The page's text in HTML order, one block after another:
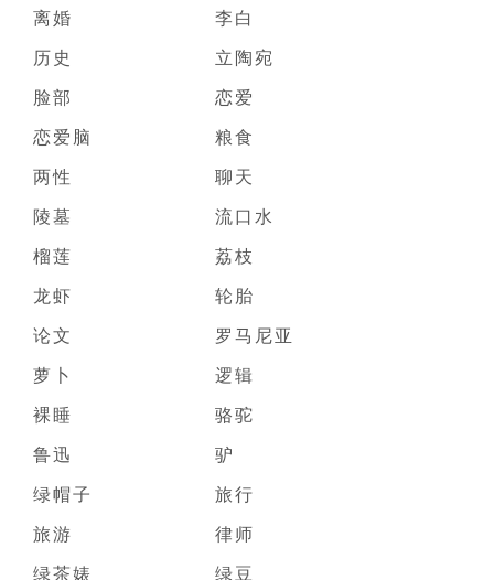
离婚
李白
历史
立陶宛
脸部
恋爱
恋爱脑
粮食
两性
聊天
陵墓
流口水
榴莲
荔枝
龙虾
轮胎
论文
罗马尼亚
萝卜
逻辑
裸睡
骆驼
鲁迅
驴
绿帽子
旅行
旅游
律师
绿茶婊
绿豆